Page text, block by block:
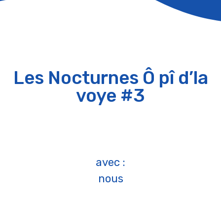
Les Nocturnes Ô pî d’la
voye #3
avec :
nous